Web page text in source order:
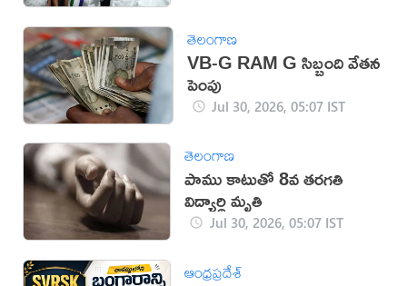
తెలంగాణ
VB-G RAM G సిబ్బంది వేతన
పెంపు
Jul 30, 2026, 05:07 IST
తెలంగాణ
పాము కాటుతో 8వ తరగతి
విద్యార్థి మృతి
Jul 30, 2026, 05:07 IST
ఆంధ్రప్రదేశ్